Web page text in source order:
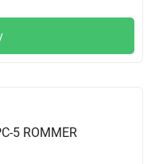
5 ROMMER